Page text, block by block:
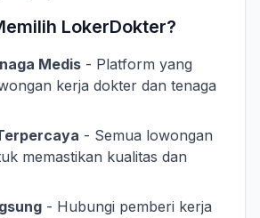
LokerDokter?
Medis - Platform yang
kerja dokter dan tenaga
- Semua lowongan
memastikan kualitas dan
- Hubungi pemberi kerja